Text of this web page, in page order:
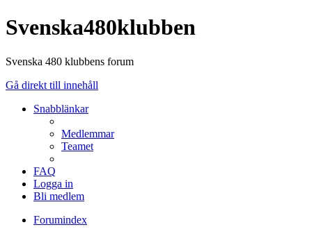
Svenska480klubben
Svenska 480 klubbens forum
Gå direkt till innehåll
Snabblänkar
Medlemmar
Teamet
FAQ
Logga in
Bli medlem
Forumindex